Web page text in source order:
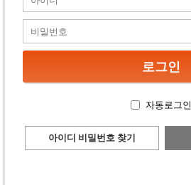
자동로그인
아이디 비밀번호 찾기